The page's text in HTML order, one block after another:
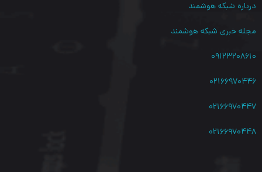
درباره شبکه هوشمند
مجله خبری شبکه هوشمند
۰۹۱۲۳۲۰۸۶۱۰
۰۲۱۶۶۹۷۰۴۴۶
۰۲۱۶۶۹۷۰۴۴۷
۰۲۱۶۶۹۷۰۴۴۸